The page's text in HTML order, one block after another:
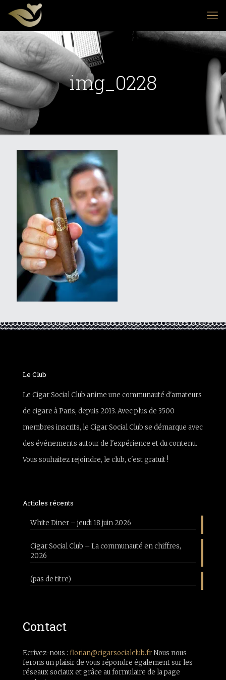
img_0228
Le Club
Le Cigar Social Club anime une communauté d'amateurs
de cigare à Paris, depuis 2013. Avec plus de 3500
membres inscrits, le Cigar Social Club se démarque avec
des événements autour de l'expérience et du contenu.
Vous souhaitez rejoindre, le club, c'est gratuit !
Articles récents
White Diner – jeudi 18 juin 2026
Cigar Social Club – La communauté en chiffres,
2026
(pas de titre)
Contact
Ecrivez-nous : florian@cigarsocialclub.frNous nous
ferons un plaisir de vous répondre également sur les
réseaux sociaux et grâce au formulaire de la page